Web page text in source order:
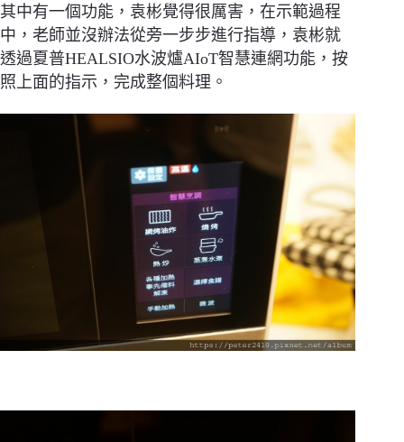
其中有一個功能，袁彬覺得很厲害，在示範過程
中，老師並沒辦法從旁一步步進行指導，袁彬就
透過夏普HEALSIO水波爐AIoT智慧連網功能，按
照上面的指示，完成整個料理。